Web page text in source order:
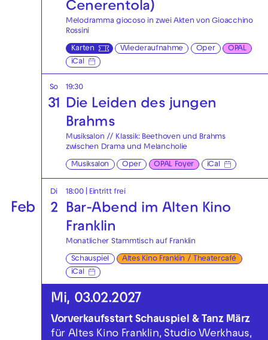
Cenerentola)
Melodramma giocoso in zwei Akten von Gioacchino
Rossini
Karten Wiederaufnahme Oper
OPAL
iCal
So
31
19:30
Die Leiden des jungen
Brahms
Musiksalon // Klassik: Beethoven und Brahms
zwischen Drama und Melancholie
Musiksalon Oper OPAL Foyer iCal
Feb
Di
2
18:00| Eintritt frei
Bar-Abend im Alten Kino
Franklin
Monatlicher Stammtisch auf Franklin
Schauspiel
Altes Kino Franklin / Theatercafé
iCal
Mi, 03.02.2027
Vorverkaufsstart Schauspiel & Tanz März
für Altes Kino Franklin, Studio Werkhaus,